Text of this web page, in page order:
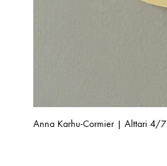
Anna Karhu-Cormier | Alttari 4/7